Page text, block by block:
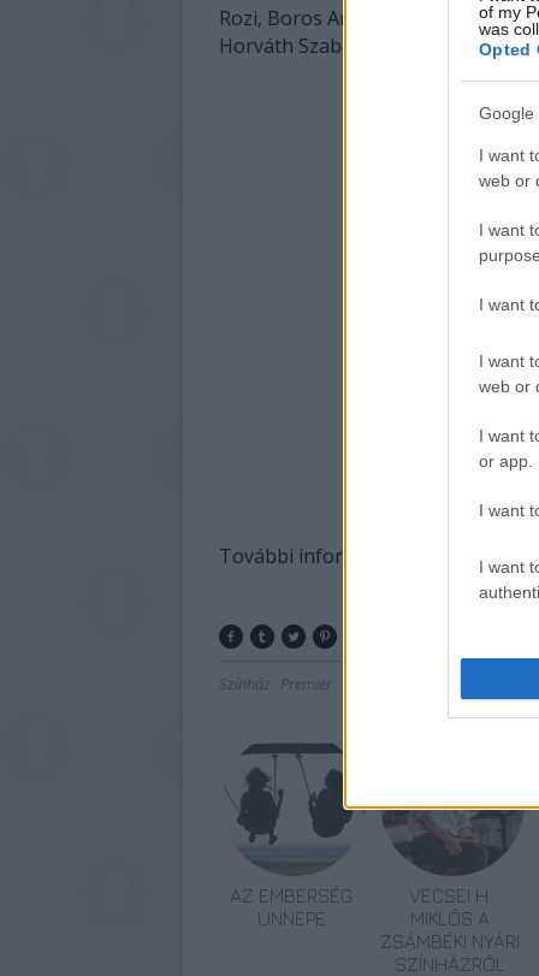
of my
was
Opted
Google
I want
web or
I want
I want
I want
web or
I want
or app.
I want
I want
Rozi, Boros Anna, Formán Bálint,
Horváth Szabolcs és Király Dániel
További információért KATT!
Színház Premier
AZ EMBERSÉG
ÜNNEPE
VECSEI H.
MIKLÓS A
ZSÁMBÉKI NYÁRI
SZÍNHÁZRÓL